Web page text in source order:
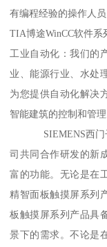
有编程经验的操作人
TIA博途WinCC软件系
工业自动化：我们的
业、能源行业、水处
为您提供自动化解决
智能建筑的控制和管理
SIEMENS西门子
司共同合作研发的新
富的功能。无论是在
精智面板触摸屏系列
板触摸屏系列产品具
景下的需求。不论是